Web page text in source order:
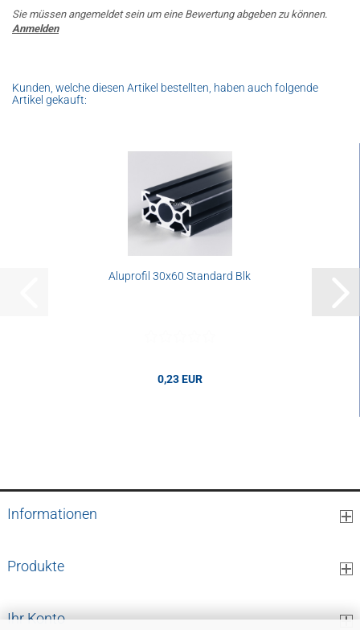
Sie müssen angemeldet sein um eine Bewertung abgeben zu können.
Anmelden
Kunden, welche diesen Artikel bestellten, haben auch folgende
Artikel gekauft:
Aluprofil 30x60 Standard Blk
0,23 EUR
Informationen
Produkte
Ihr Konto